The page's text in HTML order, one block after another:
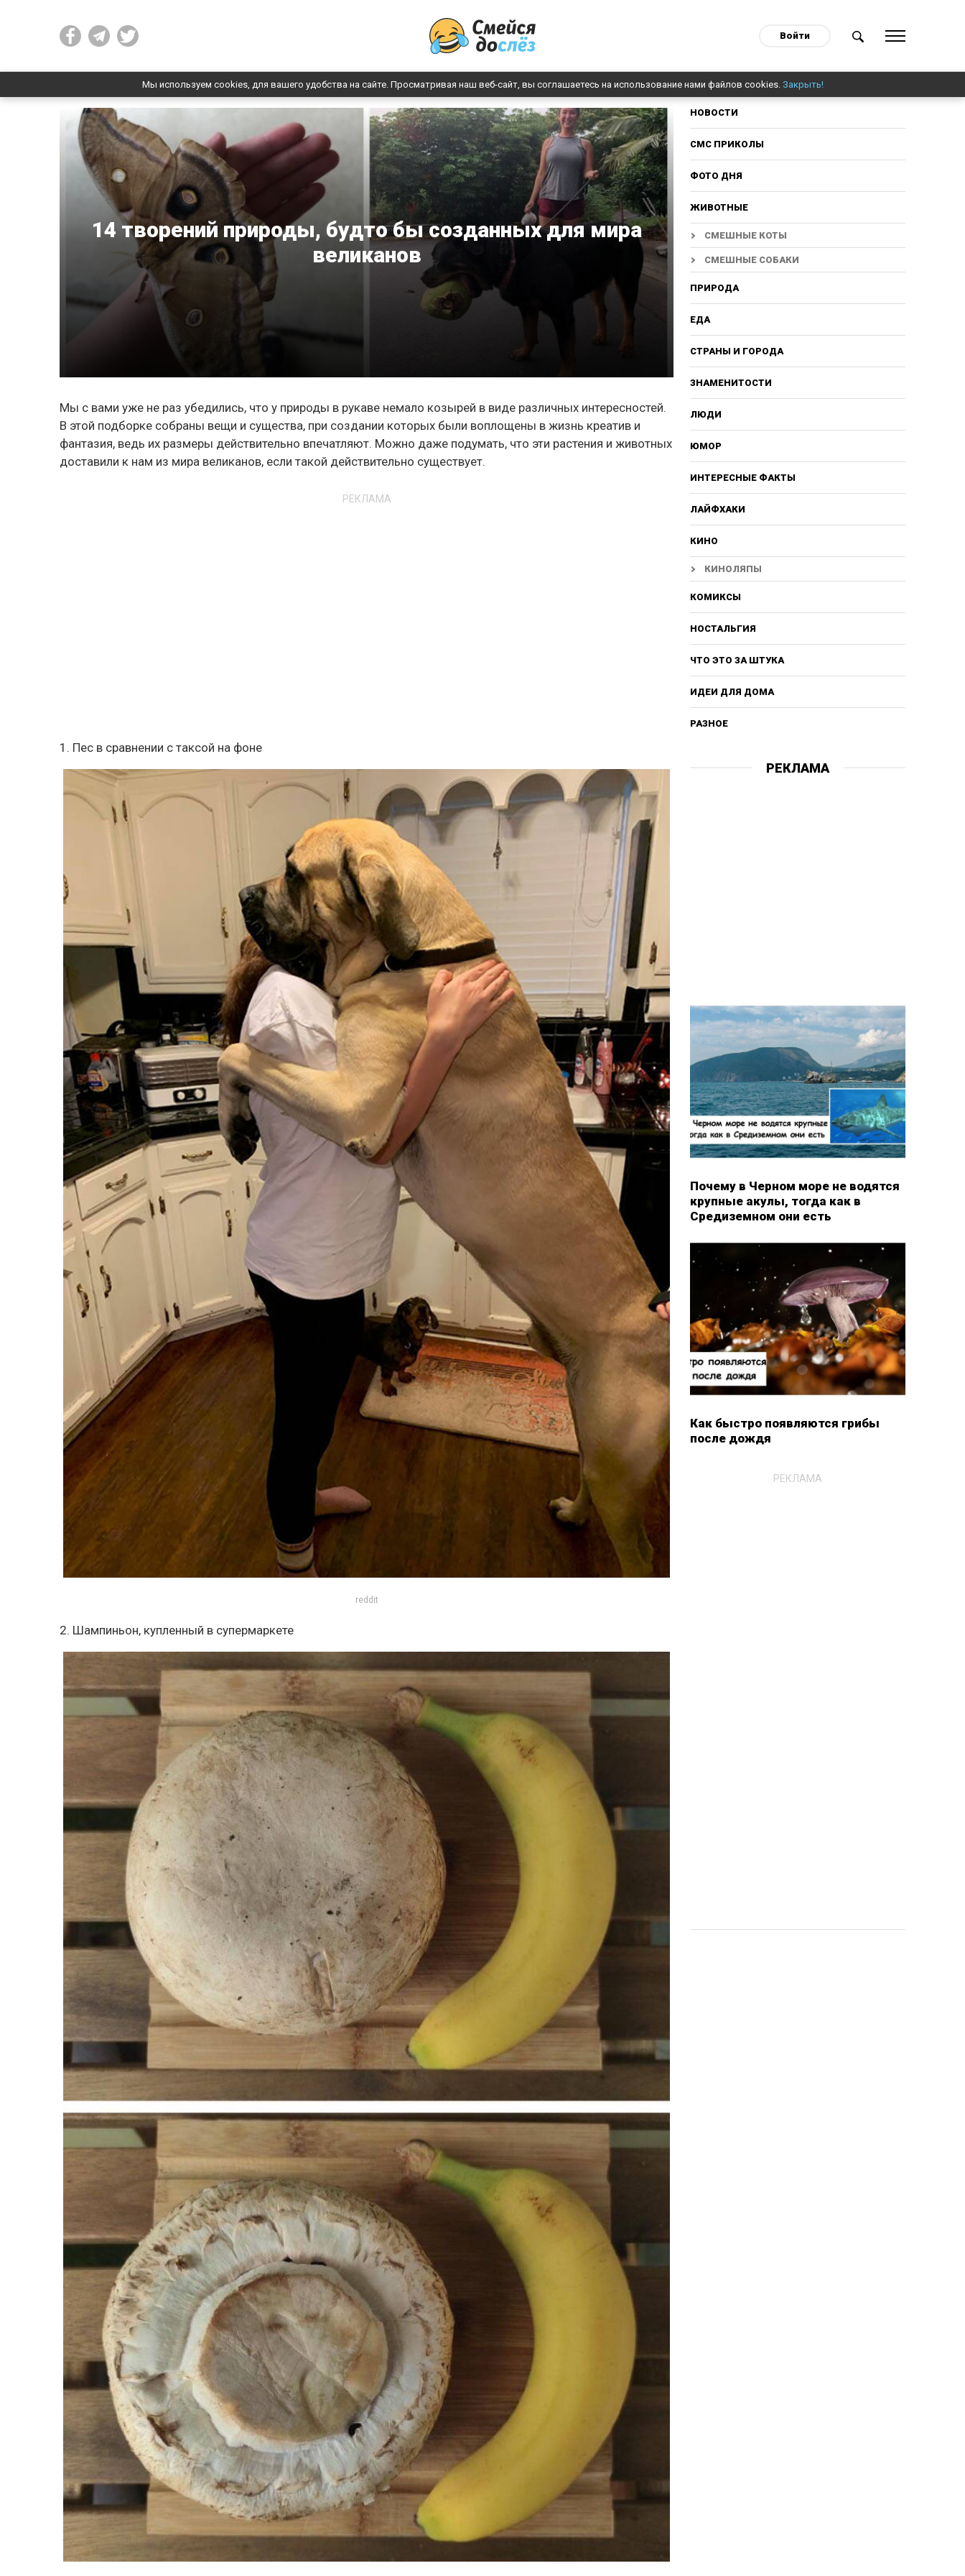
Войти
Мы используем cookies, для вашего удобства на сайте. Просматривая наш веб-сайт, вы соглашаетесь на использование нами файлов cookies. Закрыть!
14 творений природы, будто бы созданных для мира
великанов
Мы с вами уже не раз убедились, что у природы в рукаве немало козырей в виде различных интересностей.
В этой подборке собраны вещи и существа, при создании которых были воплощены в жизнь креатив и
фантазия, ведь их размеры действительно впечатляют. Можно даже подумать, что эти растения и животных
доставили к нам из мира великанов, если такой действительно существует.
РЕКЛАМА
1. Пес в сравнении с таксой на фоне
reddit
2. Шампиньон, купленный в супермаркете
НОВОСТИ
СМС ПРИКОЛЫ
ФОТО ДНЯ
ЖИВОТНЫЕ
СМЕШНЫЕ КОТЫ
СМЕШНЫЕ СОБАКИ
ПРИРОДА
ЕДА
СТРАНЫ И ГОРОДА
ЗНАМЕНИТОСТИ
ЛЮДИ
ЮМОР
ИНТЕРЕСНЫЕ ФАКТЫ
ЛАЙФХАКИ
КИНО
КИНОЛЯПЫ
КОМИКСЫ
НОСТАЛЬГИЯ
ЧТО ЭТО ЗА ШТУКА
ИДЕИ ДЛЯ ДОМА
РАЗНОЕ
РЕКЛАМА
Почему в Черном море не водятся
крупные акулы, тогда как в
Средиземном они есть
Как быстро появляются грибы
после дождя
РЕКЛАМА